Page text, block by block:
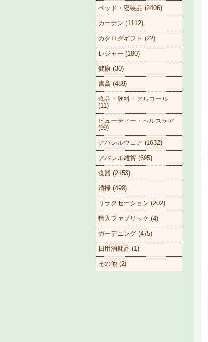
ベッド・寝装品 (2406)
カーテン (1112)
カタログギフト (22)
レジャー (180)
健康 (30)
書斎 (489)
食品・飲料・アルコール
(11)
ビューティー・ヘルスケア
(99)
アパレルウェア (1632)
アパレル雑貨 (695)
食器 (2153)
清掃 (498)
リラクゼーション (202)
輸入ファブリック (4)
ガーデニング (475)
日用消耗品 (1)
その他 (2)